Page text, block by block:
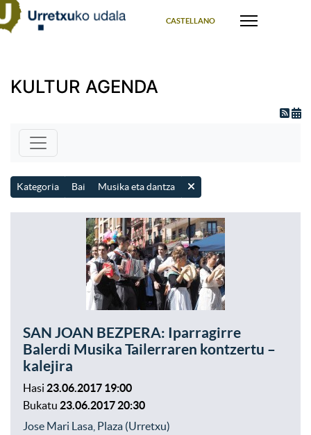
CASTELLANO
KULTUR AGENDA
Kategoria Bai Musika eta dantza
SAN JOAN BEZPERA: Iparragirre
Balerdi Musika Tailerraren kontzertu –
kalejira
Hasi 23.06.2017 19:00
Bukatu 23.06.2017 20:30
Jose Mari Lasa, Plaza (Urretxu)